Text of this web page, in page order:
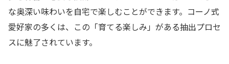
な奥深い味わいを自宅で楽しむことができます。コーノ式
愛好家の多くは、この「育てる楽しみ」がある抽出プロセ
スに魅了されています。